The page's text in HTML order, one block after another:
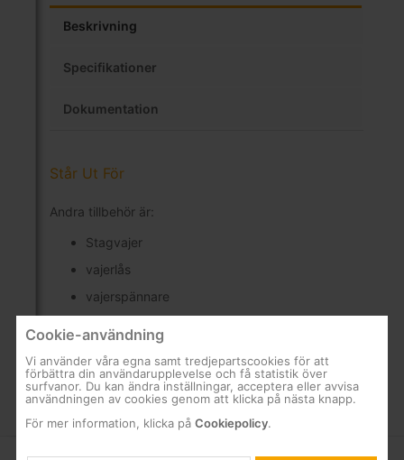
Beskrivning
Specifikationer
Dokumentation
Står Ut För
Andra tillbehör är:
Stagvajer
vajerlås
vajerspännare
Cookie-användning
Vi använder våra egna samt tredjepartscookies för att
förbättra din användarupplevelse och få statistik över
surfvanor. Du kan ändra inställningar, acceptera eller avvisa
användningen av cookies genom att klicka på nästa knapp.
För mer information, klicka på Cookiepolicy.